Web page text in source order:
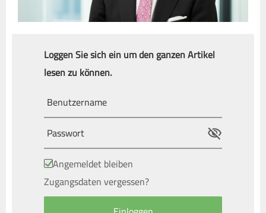
Loggen Sie sich ein um den ganzen Artikel
lesen zu können.
Angemeldet bleiben
Zugangsdaten vergessen?